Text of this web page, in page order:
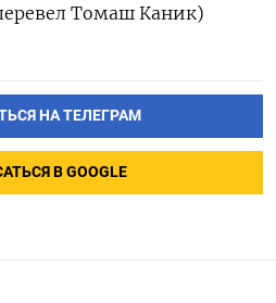
Томаш Каник)
НА ТЕЛЕГРАМ
В GOOGLE